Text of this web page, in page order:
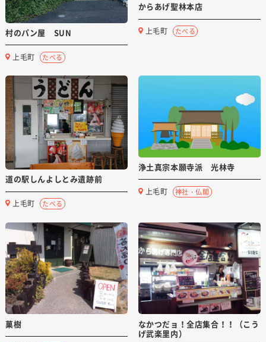
村のパン屋 SUN
上毛町 たべる
からあげ聖林本店
上毛町 たべる
道の駅しんよしとみ遺跡前
上毛町 たべる
浄土真宗本願寺派 光林寺
上毛町 神社・仏閣
菓樹
なかつだョ！全店集合！！（こう
げ武楽里内）